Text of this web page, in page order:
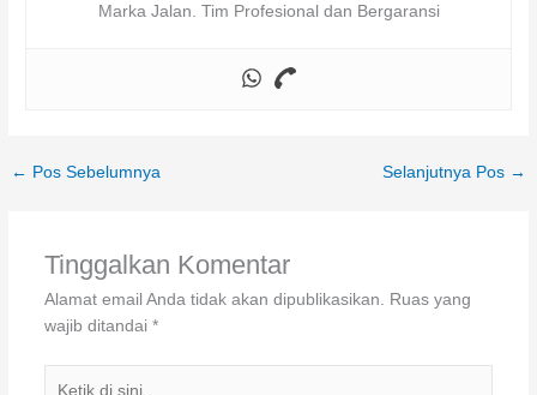
Marka Jalan. Tim Profesional dan Bergaransi
← Pos Sebelumnya Selanjutnya Pos →
Tinggalkan Komentar
Alamat email Anda tidak akan dipublikasikan. Ruas yang
wajib ditandai *